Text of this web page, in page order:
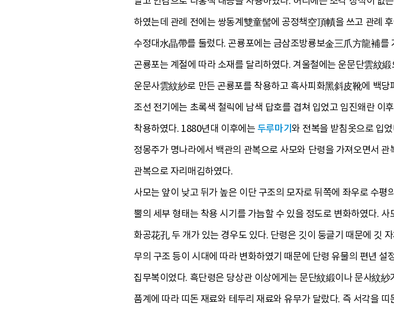
하였는데 관례 전에는 쌍동계雙童髻에 공정책空頂幘을 쓰고 관례
수정대水晶帶를 둘렀다. 곤룡포에는 금삼조방룡보金三爪方龍補를
곤룡포는 계절에 따라 소재를 달리하였다. 겨울철에는 운문단雲紋
운문사雲紋紗로 만든 곤룡포를 착용하고 흑사피화黑斜皮靴에 백
조선 전기에는 초록색 철릭에 남색 답호를 겹쳐 입었고 임진왜란 이
착용하였다. 1880년대 이후에는두루마기와 전복을 받침옷으로 입
정몽주가 명나라에서 백관의 관복으로 사모와 단령을 가져오면서
관복으로 자리매김하였다.
사모는 앞이 낮고 뒤가 높은 이단 구조의 모자로 뒤쪽에 좌우로 수
뿔의 세부 형태는 착용 시기를 가늠할 수 있을 정도로 변화하였다.
화공花孔 두 개가 있는 경우도 있다. 단령은 깃이 둥글기 때문에 깃
무의 구조 등이 시대에 따라 변화하였기 때문에 단령 유물의 편년
집무복이었다. 흑단령은 당상관 이상에게는 문단紋緞이나 문사紋
품계에 따라 띠돈 재료와 테두리 재료와 유무가 달랐다. 즉 서각을